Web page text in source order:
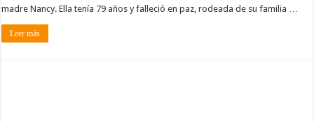
madre Nancy. Ella tenía 79 años y falleció en paz, rodeada de su familia …
Leer más